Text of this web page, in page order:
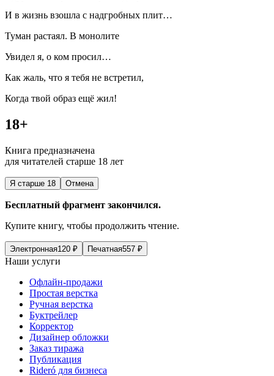
И в жизнь взошла с надгробных плит…
Туман растаял. В монолите
Увидел я, о ком просил…
Как жаль, что я тебя не встретил,
Когда твой образ ещё жил!
18+
Книга предназначена
для читателей старше 18 лет
Я старше 18 Отмена
Бесплатный фрагмент закончился.
Купите книгу, чтобы продолжить чтение.
Электронная120 ₽ Печатная557 ₽
Наши услуги
Офлайн-продажи
Простая верстка
Ручная верстка
Буктрейлер
Корректор
Дизайнер обложки
Заказ тиража
Публикация
Rideró для бизнеса